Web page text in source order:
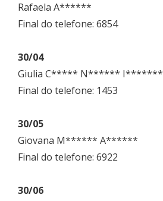
Rafaela A******
Final do telefone: 6854
30/04
Giulia C***** N******
Final do telefone: 1453
30/05
Giovana M****** A******
Final do telefone: 6922
30/06